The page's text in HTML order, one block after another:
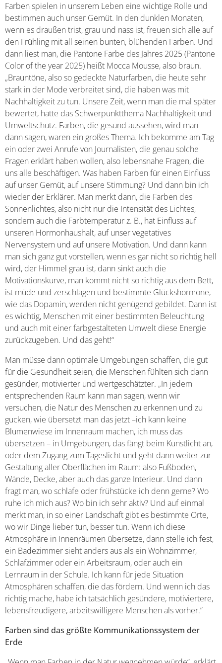
Farben spielen in unserem Leben eine wichtige Rolle und
bestimmen auch unser Gemüt. In den dunklen Monaten,
wenn es draußen trist, grau und nass ist, freuen sich alle auf
den Frühling mit all seinen bunten, blühenden Farben. Und
dann liest man, die Pantone Farbe des Jahres 2025 (Pantone
Color of the year 2025) heißt Mocca Mousse, also braun.
„Brauntöne, also so gedeckte Naturfarben, die heute sehr
stark in der Mode verbreitet sind, die haben was mit
Nachhaltigkeit zu tun. Unsere Zeit, wenn man die mal später
bewertet, hatte das Schwerpunktthema Nachhaltigkeit und
Umweltschutz. Farben, die gesund aussehen, wird man
dann sagen, waren ein großes Thema. Ich bekomme am Tag
ein oder zwei Anrufe von Journalisten, die genau solche
Fragen erklärt haben wollen, also lebensnahe Fragen, die
uns alle beschäftigen. Was haben Farben für einen Einfluss
auf unser Gemüt, auf unsere Stimmung? Und dann bin ich
wieder der Erklärer. Man merkt dann, die Farben des
Sonnenlichtes, also nicht nur die Intensität des Lichtes,
sondern auch die Farbtemperatur z. B., hat Einfluss auf
unseren Hormonhaushalt, auf unser vegetatives
Nervensystem und auf unsere Motivation. Und dann kann
man sich ganz gut vorstellen, wenn es gar nicht so richtig hell
wird, der Himmel grau ist, dann sinkt auch die
Motivationskurve, man kommt nicht so richtig aus dem Bett,
ist müde und zerschlagen und bestimmte Glückshormone,
wie das Dopamin, werden nicht genügend gebildet. Dann ist
es wichtig, Menschen mit einer bestimmten Beleuchtung
und auch mit einer farbgestalteten Umwelt diese Energie
zurückzugeben. Und das geht!“
Man müsse dann optimale Umgebungen schaffen, die gut
für die Gesundheit seien, die Menschen fühlten sich dann
gesünder, motivierter und wertgeschätzter. „In jedem
entsprechenden Raum kann man sagen, wenn wir
versuchen, die Natur des Menschen zu erkennen und zu
gucken, wie übersetzt man das jetzt –ich kann keine
Blumenwiese im Innenraum machen, ich muss das
übersetzen – in Umgebungen, das fängt beim Kunstlicht an,
oder dem Zugang zum Tageslicht und geht dann weiter zur
Gestaltung aller Oberflächen im Raum: also Fußboden,
Wände, Decke, aber auch das ganze Interieur. Und dann
fragt man, wo schlafe oder frühstücke ich denn gerne? Wo
ruhe ich mich aus? Wo bin ich sehr aktiv? Und auf einmal
merkt man, in so einer Landschaft gibt es bestimmte Orte,
wo wir Dinge lieber tun, besser tun. Wenn ich diese
Atmosphäre in Innenräumen übersetze, dann stelle ich fest,
ein Badezimmer sieht anders aus als ein Wohnzimmer,
Schlafzimmer oder ein Arbeitsraum, oder auch ein
Lernraum in der Schule. Ich kann für jede Situation
Atmosphären schaffen, die das fördern. Und wenn ich das
richtig mache, habe ich tatsächlich gesündere, motiviertere,
lebensfreudigere, arbeitswilligere Menschen als vorher.“
Farben sind das größte Kommunikationssystem der
Erde